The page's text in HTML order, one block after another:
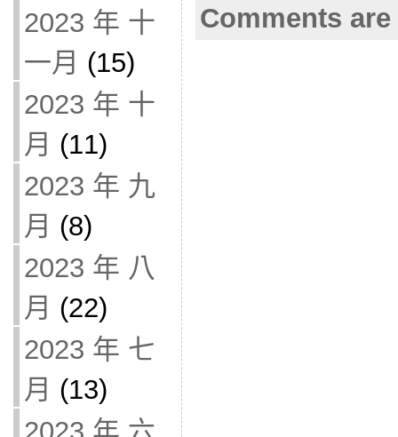
2023 年 十
一月 (15)
2023 年 十
月 (11)
2023 年 九
月 (8)
2023 年 八
月 (22)
2023 年 七
月 (13)
Comments